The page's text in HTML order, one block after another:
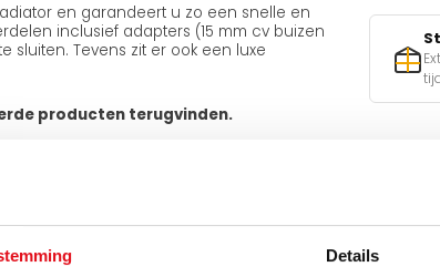
Details
en garandeert u zo een snelle en
inclusief adapters (15 mm cv buizen
sluiten. Tevens zit er ook een luxe
producten terugvinden.
Hulp